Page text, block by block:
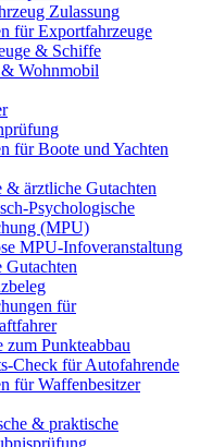
Zulassung
für Exportfahrzeuge
& Schiffe
Wohnmobil
für Boote und Yachten
& ärztliche Gutachten
Psychologische
(MPU)
MPU-Infoveranstaltung
Gutachten
für
zum Punkteabbau
Check für Autofahrende
für Waffenbesitzer
& praktische